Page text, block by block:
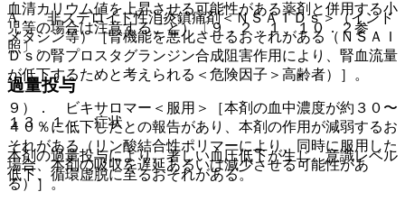
血清カリウム値を上昇させる可能性がある薬剤と併用する小
児等の場合は注意すること）〔９．２．１、１０．２参
照〕。
過量投与
１３．１． 症状
本剤の過量投与により、著しい血圧低下が生じ、意識レベル
低下、循環虚脱に至るおそれがある。
A． 非ステロイド性消炎鎮痛剤＜ＮＳＡＩＤｓ＞（インド
メタシン等）［腎機能を悪化させるおそれがある（ＮＳＡＩ
Ｄｓの腎プロスタグランジン合成阻害作用により、腎血流量
が低下するためと考えられる＜危険因子＞高齢者）］。
９）． ビキサロマー＜服用＞［本剤の血中濃度が約３０〜
４０％に低下したとの報告があり、本剤の作用が減弱するお
それがある（リン酸結合性ポリマーにより、同時に服用した
場合、本剤の吸収を遅延あるいは減少させる可能性があ
る）］。